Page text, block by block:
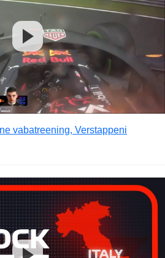
vabatreening, Verstappeni